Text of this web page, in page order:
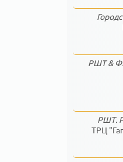
РШТ &
РШТ.
ТРЦ